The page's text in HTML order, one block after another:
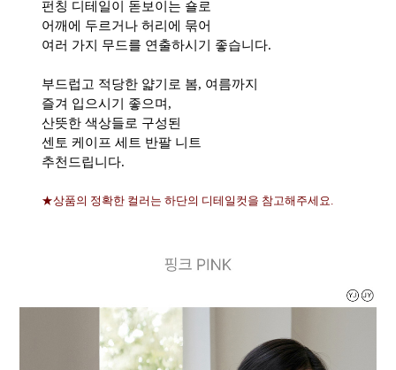
펀칭 디테일이 돋보이는 숄로
어깨에 두르거나 허리에 묶어
여러 가지 무드를 연출하시기 좋습니다.
부드럽고 적당한 얇기로 봄, 여름까지
즐겨 입으시기 좋으며,
산뜻한 색상들로 구성된
센토 케이프 세트 반팔 니트
추천드립니다.
★상품의 정확한 컬러는 하단의 디테일컷을 참고해주세요.